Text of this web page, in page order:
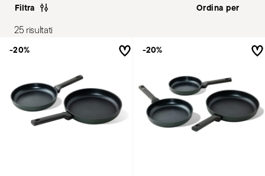
Filtra
25 risultati
-20% -20%